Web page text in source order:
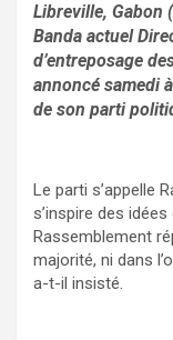
Libreville, Gabon
Banda actuel
d’entreposage
annoncé samedi
de son parti
Le parti s’appelle
s’inspire des
Rassemblement
majorité, ni dans
a-t-il insisté.